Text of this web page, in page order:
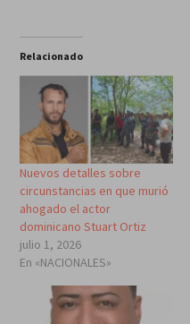
Relacionado
Nuevos detalles sobre
circunstancias en que murió
ahogado el actor
dominicano Stuart Ortiz
julio 1, 2026
En «NACIONALES»